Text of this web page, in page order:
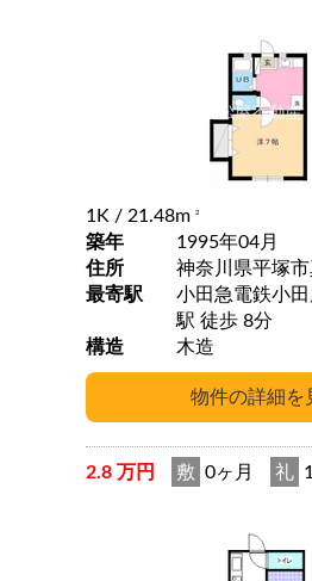
1K / 21.48m 2
築年
1995年04月
住所
神奈川県平塚市
最寄駅
小田急電鉄小
駅 徒歩 8分
構造
木造
2.8 万円 敷 0ヶ月 礼